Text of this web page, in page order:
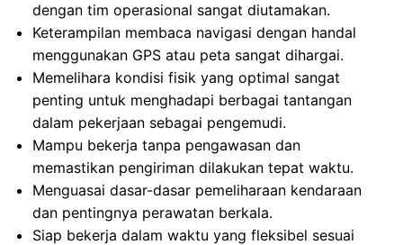
dengan tim operasional sangat diutamakan.
Keterampilan membaca navigasi dengan handal
menggunakan GPS atau peta sangat dihargai.
Memelihara kondisi fisik yang optimal sangat
penting untuk menghadapi berbagai tantangan
dalam pekerjaan sebagai pengemudi.
Mampu bekerja tanpa pengawasan dan
memastikan pengiriman dilakukan tepat waktu.
Menguasai dasar-dasar pemeliharaan kendaraan
dan pentingnya perawatan berkala.
Siap bekerja dalam waktu yang fleksibel sesuai